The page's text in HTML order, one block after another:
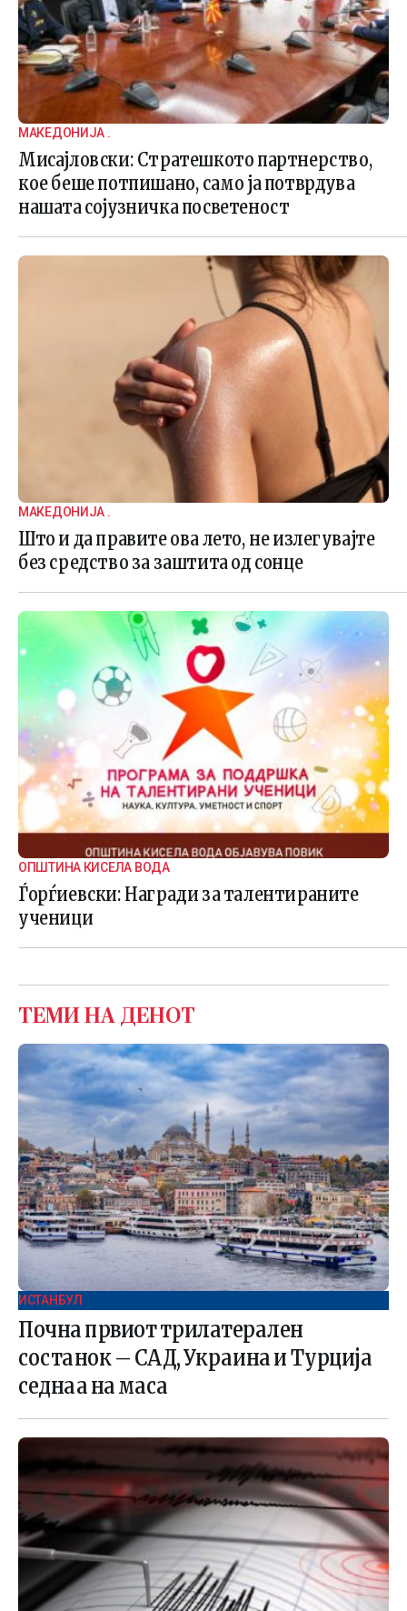
МАКЕДОНИЈА .
Мисајловски: Стратешкото партнерство,
кое беше потпишано, само ја потврдува
нашата сојузничка посветеност
МАКЕДОНИЈА .
Што и да правите ова лето, не излегувајте
без средство за заштита од сонце
ОПШТИНА КИСЕЛА ВОДА
Ѓорѓиевски: Награди за талентираните
ученици
ТЕМИ НА ДЕНОТ
ИСТАНБУЛ
Почна првиот трилатерален
состанок – САД, Украина и Турција
седнаа на маса